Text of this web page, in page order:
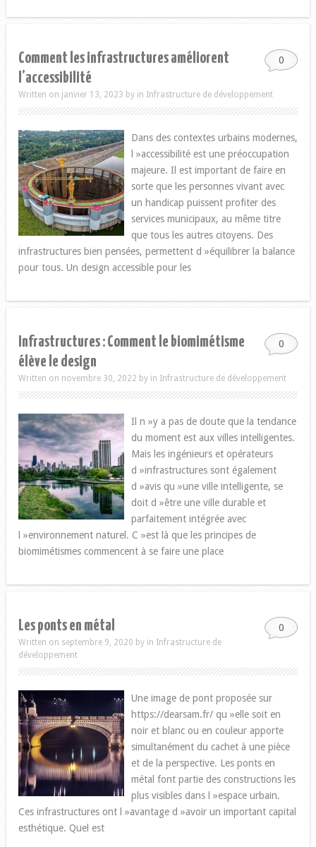
0
Comment les infrastructures améliorent
l’accessibilité
Written on janvier 13, 2023 by in Infrastructure de développement
Dans des contextes urbains modernes,
l »accessibilité est une préoccupation
majeure. Il est important de faire en
sorte que les personnes vivant avec
un handicap puissent profiter des
services municipaux, au même titre
que tous les autres citoyens. Des
infrastructures bien pensées, permettent d »équilibrer la balance
pour tous. Un design accessible pour les
0
Infrastructures : Comment le biomimétisme
élève le design
Written on novembre 30, 2022 by in Infrastructure de développement
Il n »y a pas de doute que la tendance
du moment est aux villes intelligentes.
Mais les ingénieurs et opérateurs
d »infrastructures sont également
d »avis qu »une ville intelligente, se
doit d »être une ville durable et
parfaitement intégrée avec
l »environnement naturel. C »est là que les principes de
biomimétismes commencent à se faire une place
0
Les ponts en métal
Written on septembre 9, 2020 by in Infrastructure de
développement
Une image de pont proposée sur
https://dearsam.fr/ qu »elle soit en
noir et blanc ou en couleur apporte
simultanément du cachet à une pièce
et de la perspective. Les ponts en
métal font partie des constructions les
plus visibles dans l »espace urbain.
Ces infrastructures ont l »avantage d »avoir un important capital
esthétique. Quel est